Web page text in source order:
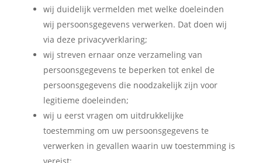
wij duidelijk vermelden met welke doeleinden
wij persoonsgegevens verwerken. Dat doen wij
via deze privacyverklaring;
wij streven ernaar onze verzameling van
persoonsgegevens te beperken tot enkel de
persoonsgegevens die noodzakelijk zijn voor
legitieme doeleinden;
wij u eerst vragen om uitdrukkelijke
toestemming om uw persoonsgegevens te
verwerken in gevallen waarin uw toestemming is